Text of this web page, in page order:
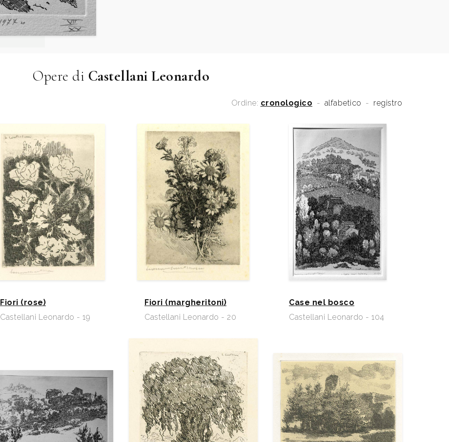
Opere di Castellani Leonardo
Ordine: cronologico - alfabetico - registro
Fiori (rose)
Castellani Leonardo - 19
Fiori (margheritoni)
Castellani Leonardo - 20
Case nel bosco
Castellani Leonardo - 104